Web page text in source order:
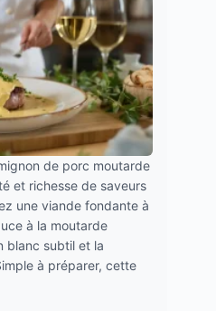
de porc moutarde
et richesse de saveurs
une viande fondante à
à la moutarde
blanc subtil et la
à préparer, cette